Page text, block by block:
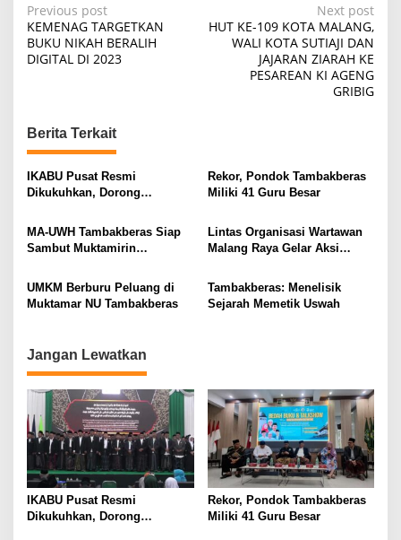
P
o
s
a
v
i
a
i
o
Previous post
KEMENAG TARGETKAN
BUKU NIKAH BERALIH
DIGITAL DI 2023
Next post
HUT KE-109 KOTA MALANG,
WALI KOTA SUTIAJI DAN
JAJARAN ZIARAH KE
PESAREAN KI AGENG
GRIBIG
Berita Terkait
IKABU Pusat Resmi
Dikukuhkan, Dorong
Alumni
Rekor, Pondok Tambakberas
Miliki 41 Guru Besar
MA-UWH Tambakberas Siap
Sambut Muktamirin
Lintas Organisasi Wartawan
Malang Raya Gelar Aksi
Ireng”
UMKM Berburu Peluang di
Muktamar NU Tambakberas
Tambakberas: Menelisik
Sejarah Memetik Uswah
Jangan Lewatkan
IKABU Pusat Resmi
Dikukuhkan, Dorong
Rekor, Pondok Tambakberas
Miliki 41 Guru Besar